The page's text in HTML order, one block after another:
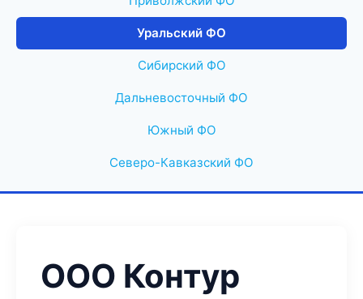
Уральский ФО
Сибирский ФО
Дальневосточный ФО
Южный ФО
Северо-Кавказский ФО
ООО Контур